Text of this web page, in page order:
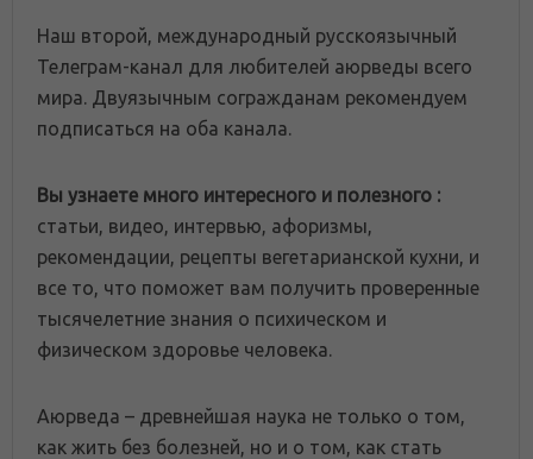
Наш второй, международный русскоязычный
Телеграм-канал для любителей аюрведы всего
мира. Двуязычным согражданам рекомендуем
подписаться на оба канала.
Вы узнаете много интересного и полезного :
статьи, видео, интервью, афоризмы,
рекомендации, рецепты вегетарианской кухни, и
все то, что поможет вам получить проверенные
тысячелетние знания о психическом и
физическом здоровье человека.
Аюрведа – древнейшая наука не только о том,
как жить без болезней, но и о том, как стать